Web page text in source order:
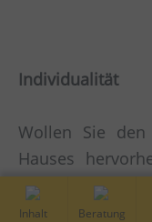
Individualität
Wollen Sie den
Hauses
Garagentor
Garagentor ist
Inhalt Kostenfreie